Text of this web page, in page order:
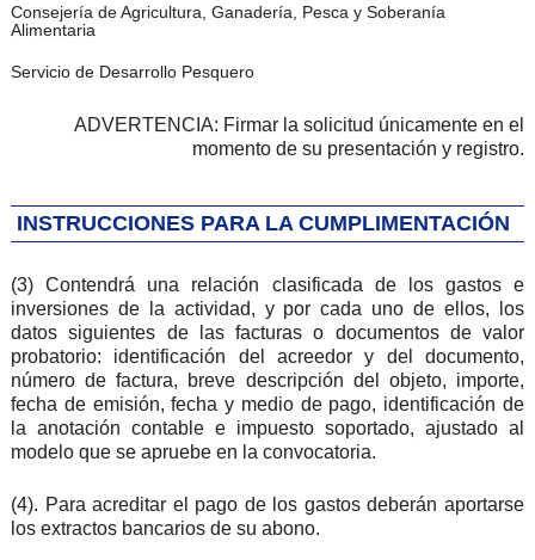
Consejería de Agricultura, Ganadería, Pesca y Soberanía
Alimentaria
Servicio de Desarrollo Pesquero
ADVERTENCIA: Firmar la solicitud únicamente en el
momento de su presentación y registro.
INSTRUCCIONES PARA LA CUMPLIMENTACIÓN
(3) Contendrá una relación clasificada de los gastos e
inversiones de la actividad, y por cada uno de ellos, los
datos siguientes de las facturas o documentos de valor
probatorio: identificación del acreedor y del documento,
número de factura, breve descripción del objeto, importe,
fecha de emisión, fecha y medio de pago, identificación de
la anotación contable e impuesto soportado, ajustado al
modelo que se apruebe en la convocatoria.
(4). Para acreditar el pago de los gastos deberán aportarse
los extractos bancarios de su abono.